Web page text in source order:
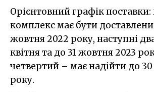
Орієнтовний графік
комплекс має бути
жовтня 2022 року, наступні
квітня та до 31 жовтня 2023
четвертий – має надійти до 30
року.